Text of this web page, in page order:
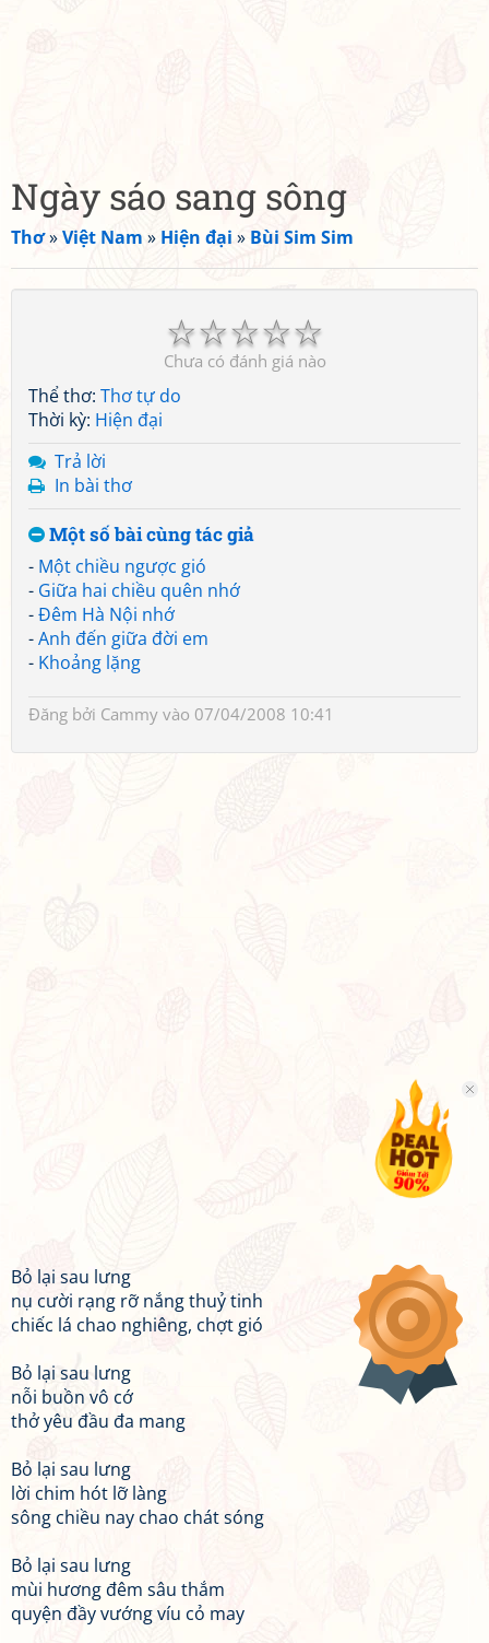
Ngày sáo sang sông
Thơ»Việt Nam » Hiện đại » Bùi Sim Sim
☆
☆
☆
☆
☆
Chưa có đánh giá nào
Thể thơ: Thơ tự do
Thời kỳ: Hiện đại
Trả lời
In bài thơ
Một số bài cùng tác giả
- Một chiều ngược gió
- Giữa hai chiều quên nhớ
-Đêm Hà Nội nhớ
-Anh đến giữa đời em
- Khoảng lặng
Đăng bởi Cammy vào 07/04/2008 10:41
Bỏ lại sau lưng
nụ cười rạng rỡ nắng thuỷ tinh
chiếc lá chao nghiêng, chợt gió
Bỏ lại sau lưng
nỗi buồn vô cớ
thở yêu đầu đa mang
Bỏ lại sau lưng
lời chim hót lỡ làng
sông chiều nay chao chát sóng
Bỏ lại sau lưng
mùi hương đêm sâu thắm
quyện đầy vướng víu cỏ may